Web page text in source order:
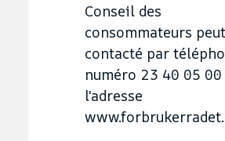
Conseil des
consommateurs
contacté par
numéro 23 40 05 00
l'adresse